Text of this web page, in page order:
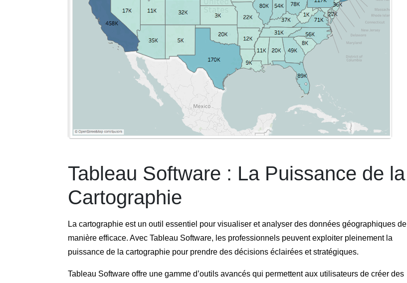
Tableau Software : La Puissance de la
Cartographie
La cartographie est un outil essentiel pour visualiser et analyser des données géographiques de
manière efficace. Avec Tableau Software, les professionnels peuvent exploiter pleinement la
puissance de la cartographie pour prendre des décisions éclairées et stratégiques.
Tableau Software offre une gamme d’outils avancés qui permettent aux utilisateurs de créer des